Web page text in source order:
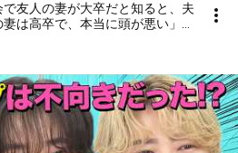
で友人の妻が大卒だと知ると、夫
は高卒で、本当に頭が悪い」私
どちらが愚かか確かめましょ
顔面蒼白になった……。